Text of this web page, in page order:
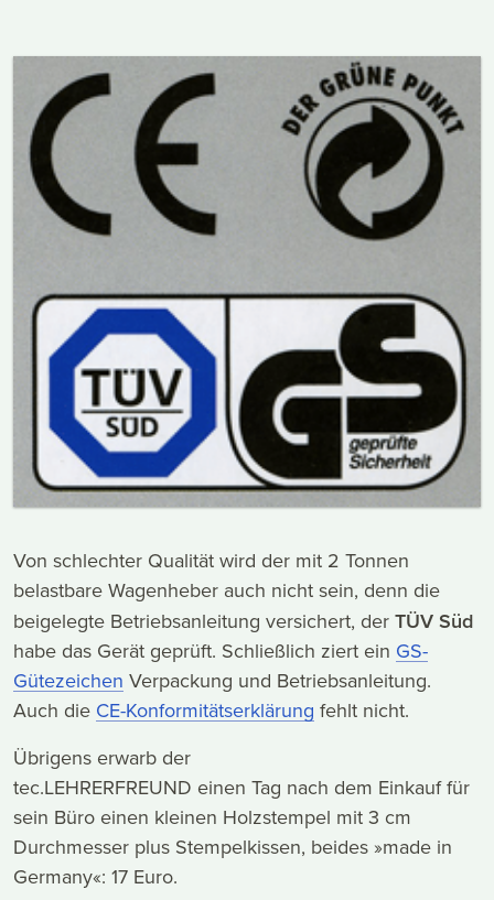
Von schlechter Qualität wird der mit 2 Tonnen
belastbare Wagenheber auch nicht sein, denn die
beigelegte Betriebsanleitung versichert, der TÜV Süd
habe das Gerät geprüft. Schließlich ziert ein GS-
Gütezeichen Verpackung und Betriebsanleitung.
Auch die CE-Konformitätserklärung fehlt nicht.
Übrigens erwarb der
tec.LEHRERFREUND einen Tag nach dem Einkauf für
sein Büro einen kleinen Holzstempel mit 3 cm
Durchmesser plus Stempelkissen, beides »made in
Germany«: 17 Euro.